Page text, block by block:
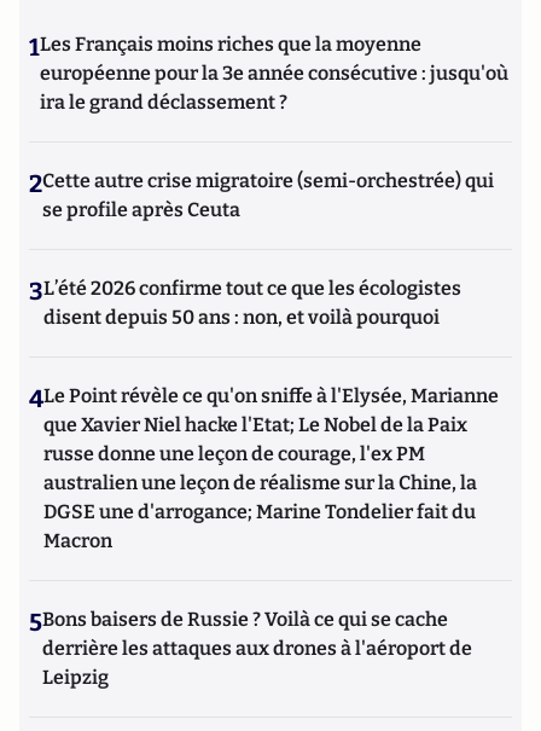
1Les Français moins riches que la moyenne
européenne pour la 3e année consécutive : jusqu'où
ira le grand déclassement ?
2Cette autre crise migratoire (semi-orchestrée) qui
se profile après Ceuta
3L’été 2026 confirme tout ce que les écologistes
disent depuis 50 ans : non, et voilà pourquoi
4Le Point révèle ce qu'on sniffe à l'Elysée, Marianne
que Xavier Niel hacke l'Etat; Le Nobel de la Paix
russe donne une leçon de courage, l'ex PM
australien une leçon de réalisme sur la Chine, la
DGSE une d'arrogance; Marine Tondelier fait du
Macron
5Bons baisers de Russie ? Voilà ce qui se cache
derrière les attaques aux drones à l'aéroport de
Leipzig